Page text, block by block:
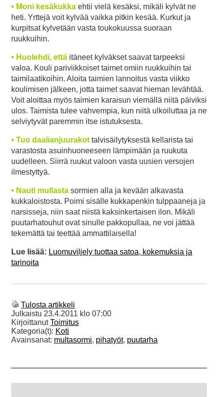
• Moni kesäkukka ehtii vielä kesäksi, mikäli kylvät ne
heti. Yrttejä voit kylvää vaikka pitkin kesää. Kurkut ja
kurpitsat kylvetään vasta toukokuussa suoraan
ruukkuihin.
• Huolehdi, että itäneet kylväkset saavat tarpeeksi
valoa. Kouli pariviikkoiset taimet omiin ruukkuihin tai
taimilaatikoihin. Aloita taimien lannoitus vasta viikko
koulimisen jälkeen, jotta taimet saavat hieman levähtää.
Voit aloittaa myös taimien karaisun viemällä niitä päiviksi
ulos. Taimista tulee vahvempia, kun niitä ulkoiluttaa ja ne
selviytyvät paremmin itse istutuksesta.
• Tuo daalianjuurakot talvisäilytyksestä kellarista tai
varastosta asuinhuoneeseen lämpimään ja ruukuta
uudelleen. Siirrä ruukut valoon vasta uusien versojen
ilmestyttyä.
• Nauti mullasta sormien alla ja kevään alkavasta
kukkaloistosta. Poimi sisälle kukkapenkin tulppaaneja ja
narsisseja, niin saat niistä kaksinkertaisen ilon. Mikäli
puutarhatouhut ovat sinulle pakkopullaa, ne voi jättää
tekemättä tai teettää ammattilaisella!
Lue lisää: Luomuviljely tuottaa satoa, kokemuksia ja
tarinoita
Tulosta artikkeli
Julkaistu 23.4.2011 klo 07:00
KirjoittanutToimitus
Kategoria(t): Koti
Avainsanat: multasormi, pihatyöt, puutarha